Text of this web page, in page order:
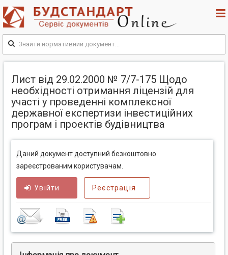
Лист від 29.02.2000 № 7/7-175 Щодо
необхідності отримання ліцензій для
участі у проведенні комплексної
державної експертизи інвестиційних
програм і проектів будівництва
Даний документ доступний безкоштовно
зареєстрованим користувачам.
Увійти Реєстрація